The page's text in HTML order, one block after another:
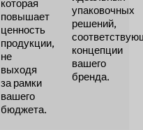
которая
повышает
ценность
продукции,
не
выходя
за рамки
вашего
бюджета.
упаковочных
решений,
концепции
вашего
бренда.